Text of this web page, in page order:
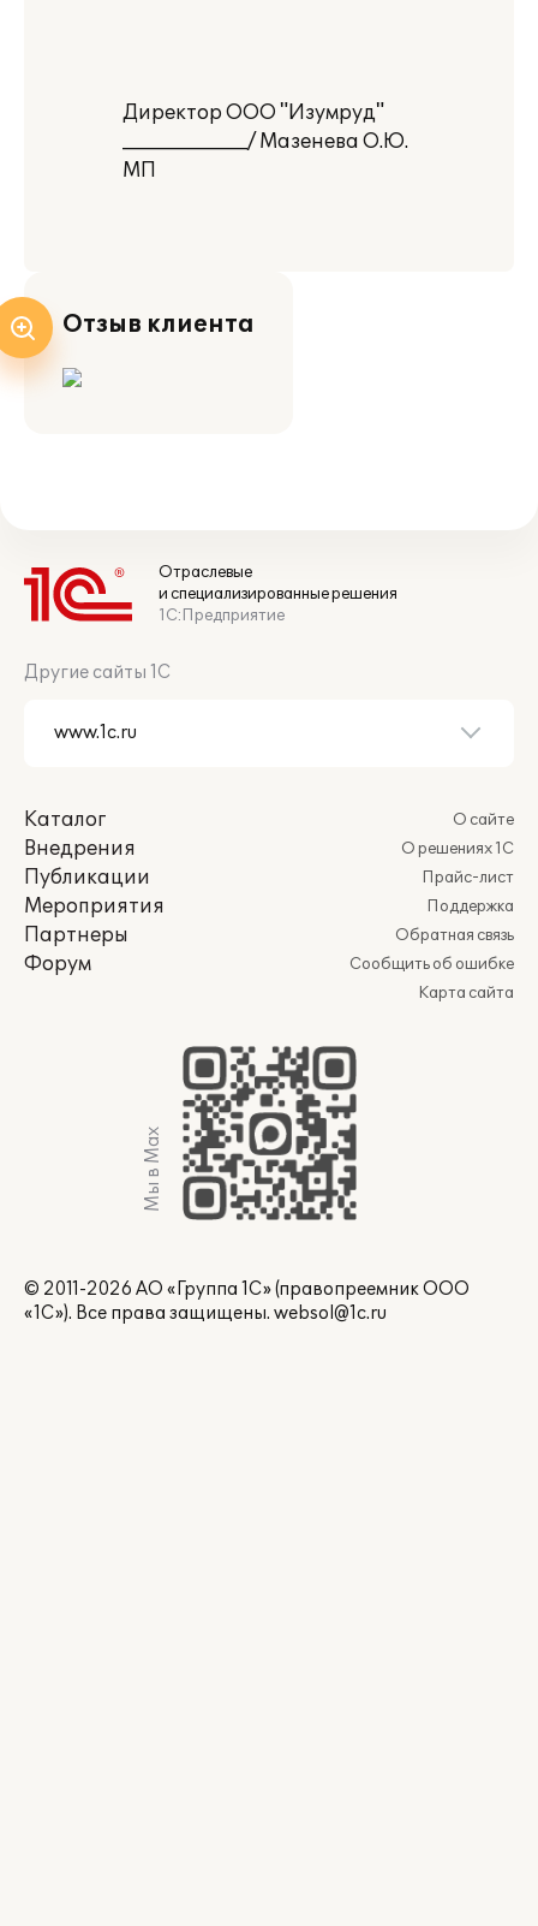
Директор ООО "Изумруд"
_____________/ Мазенева О.Ю.
МП
Отзыв клиента
Отраслевые
и специализированные решения
1С:Предприятие
Другие сайты 1С
Каталог
Внедрения
Публикации
Мероприятия
Партнеры
Форум
О сайте
О решениях 1С
Прайс-лист
Поддержка
Обратная связь
Сообщить об ошибке
Карта сайта
Мы в Max
© 2011-2026 АО «Группа 1С» (правопреемник ООО
«1С»). Все права защищены. websol@1c.ru